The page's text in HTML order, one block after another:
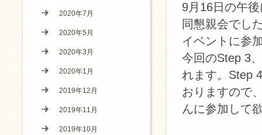
9月16日の午
同懇親会でし
イベントに参
今回のStep 3
れます。Step
おりますので
んに参加して
2020年7月
2020年5月
2020年3月
2020年1月
2019年12月
2019年11月
2019年10月